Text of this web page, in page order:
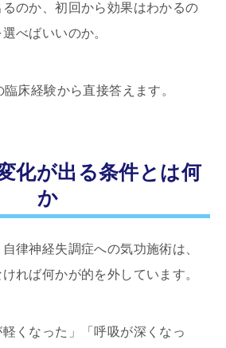
のか、初回から効果はわかるの
べばいいのか。
床経験から直接答えます。
化が出る条件とは何
か
律神経失調症への気功施術は、
れば何かが的を外しています。
くなった」「呼吸が深くなっ